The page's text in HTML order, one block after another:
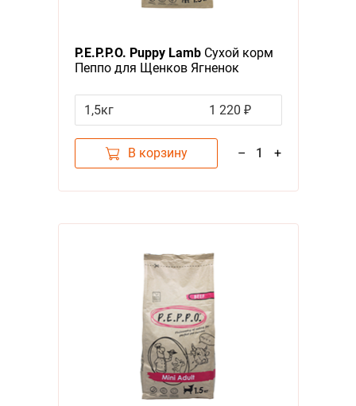
P.E.P.P.O. Puppy LambСухой корм
Пеппо для Щенков Ягненок
1,5кг 1 220 ₽
В корзину – 1 +
Категория